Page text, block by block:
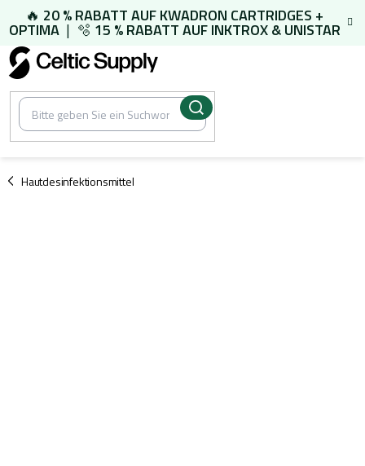
Inhalt
springen
🔥 20 % RABATT AUFKWADRON CARTRIDGES +
OPTIMA| 🫧 15 % RABATT AUFINKTROX & UNISTAR
Hautdesinfektionsmittel
/